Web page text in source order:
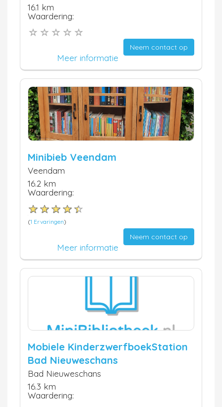
16.1 km
Waardering:
Neem contact op
Meer informatie
Minibieb Veendam
Veendam
16.2 km
Waardering:
(1 Ervaringen)
Neem contact op
Meer informatie
Mobiele KinderzwerfboekStation
Bad Nieuweschans
Bad Nieuweschans
16.3 km
Waardering: